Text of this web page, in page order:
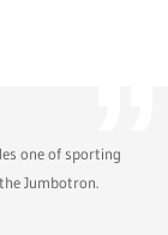
one of sporting
Jumbotron.